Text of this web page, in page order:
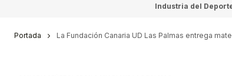
Industria del
Portada La Fundación Canaria UD Las Palmas entrega